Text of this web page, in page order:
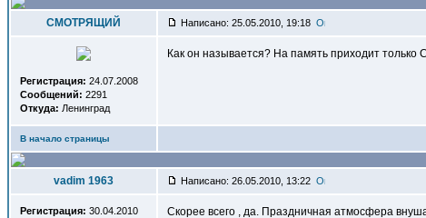
СМОТРЯЩИЙ Написано: 25.05.2010, 19:18
Регистрация: 24.07.2008
Сообщений: 2291
Откуда: Ленинград
Как он называется? На память приходит только
В начало страницы
vadim 1963 Написано: 26.05.2010, 13:22
Регистрация: 30.04.2010 Скорее всего , да. Праздничная атмосфера